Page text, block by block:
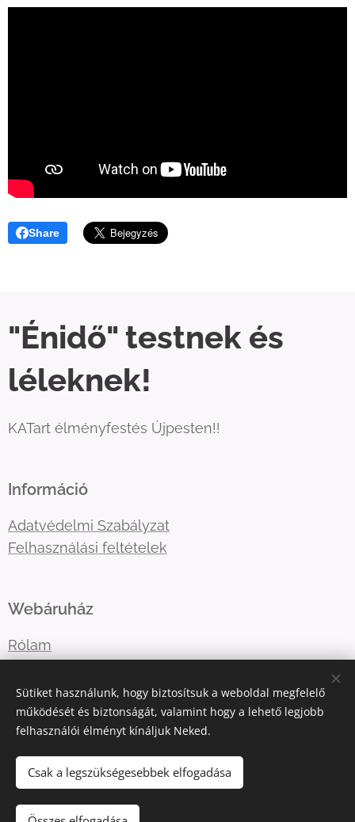
Share
"Énidő" testnek és
léleknek!
KATart élményfestés Újpesten!!
Információ
Adatvédelmi Szabályzat
Felhasználási feltételek
Webáruház
Rólam
E-mail: katart.elmenyfestes@gmail.com
Telefonszám:
Sütiket használunk, hogy biztosítsuk a weboldal megfelelő
működését és biztonságát, valamint hogy a lehető legjobb
felhasználói élményt kínáljuk Neked.
Csak a legszükségesebbek elfogadása